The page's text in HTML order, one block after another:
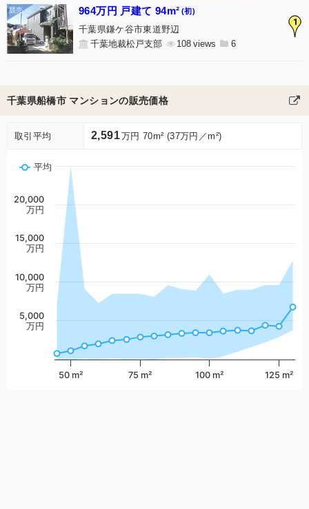
1
964万円 戸建て 94m² (初)
千葉県鎌ケ谷市東道野辺
千葉地裁松戸支部
108 6
千葉県船橋市 マンションの販売価格
取引平均 2,591万円 70m² (37万円／m²)
平均
100 m²
50 m² 75 m² 125 m²
5,000
万円
10,000
万円
15,000
万円
20,000
万円